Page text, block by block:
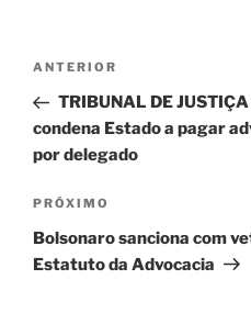
Navegação
Post
Post
anterior
ANTERIOR
TRIBUNAL DE
condena Estado a pagar
por delegado
Próximo
post
PRÓXIMO
Bolsonaro sanciona com
Estatuto da Advocacia